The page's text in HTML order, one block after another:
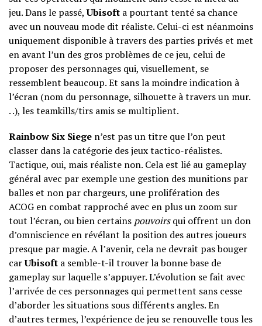
jeu. Dans le passé,Ubisoft a pourtant tenté sa chance
avec un nouveau mode dit réaliste. Celui-ci est néanmoins
uniquement disponible à travers des parties privés et met
en avant l’un des gros problèmes de ce jeu, celui de
proposer des personnages qui, visuellement, se
ressemblent beaucoup. Et sans la moindre indication à
l’écran (nom du personnage, silhouette à travers un mur.
. .), les teamkills/tirs amis se multiplient.
Rainbow Six Siege n’est pas un titre que l’on peut
classer dans la catégorie des jeux tactico-réalistes.
Tactique, oui, mais réaliste non. Cela est lié au gameplay
général avec par exemple une gestion des munitions par
balles et non par chargeurs, une prolifération des
ACOG en combat rapproché avec en plus un zoom sur
tout l’écran, ou bien certains pouvoirsqui offrent un don
d’omniscience en révélant la position des autres joueurs
presque par magie. A l’avenir, cela ne devrait pas bouger
carUbisoft a semble-t-il trouver la bonne base de
gameplay sur laquelle s’appuyer. L’évolution se fait avec
l’arrivée de ces personnages qui permettent sans cesse
d’aborder les situations sous différents angles. En
d’autres termes, l’expérience de jeu se renouvelle tous les